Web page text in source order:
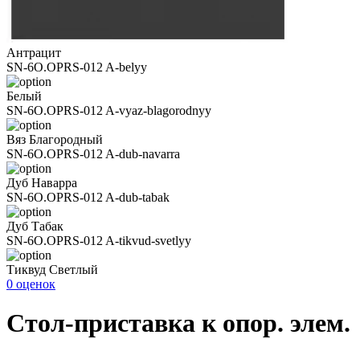
Антрацит
SN-6O.OPRS-012 A-belyy
Белый
SN-6O.OPRS-012 A-vyaz-blagorodnyy
Вяз Благородный
SN-6O.OPRS-012 A-dub-navarra
Дуб Наварра
SN-6O.OPRS-012 A-dub-tabak
Дуб Табак
SN-6O.OPRS-012 A-tikvud-svetlyy
Тиквуд Светлый
0 оценок
Стол-приставка к опор. элем.